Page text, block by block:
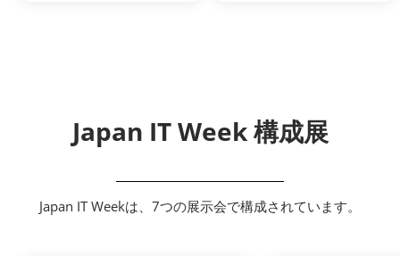
Japan IT Week 構成展
Japan IT Weekは、7つの展示会で構成されています。